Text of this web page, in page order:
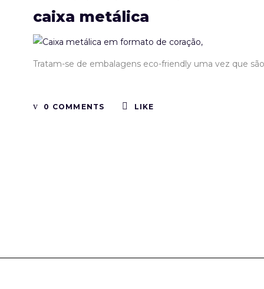
caixa metálica
Tratam-se de embalagens eco-friendly uma vez que
0 COMMENTS LIKE